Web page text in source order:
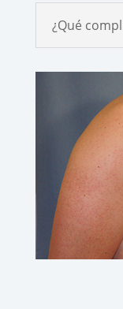
¿Qué